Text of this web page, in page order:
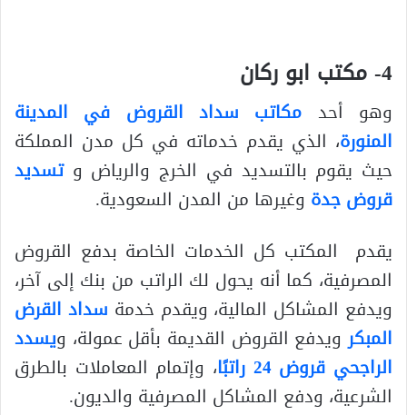
4- مكتب ابو ركان
وهو أحد مكاتب سداد القروض في المدينة
المنورة، الذي يقدم خدماته في كل مدن المملكة
حيث يقوم بالتسديد في الخرج والرياض وتسديد
قروض جدة وغيرها من المدن السعودية.
يقدم المكتب كل الخدمات الخاصة بدفع القروض
المصرفية، كما أنه يحول لك الراتب من بنك إلى آخر،
ويدفع المشاكل المالية، ويقدم خدمة سداد القرض
المبكر ويدفع القروض القديمة بأقل عمولة، ويسدد
الراجحي قروض 24 راتبًا
، وإتمام المعاملات بالطرق
الشرعية، ودفع المشاكل المصرفية والديون.